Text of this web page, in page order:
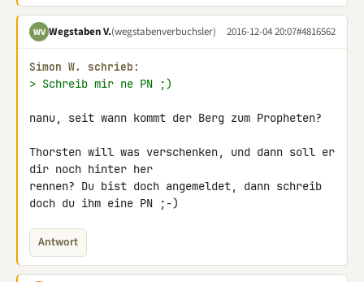
WV Wegstaben V.(wegstabenverbuchsler) 2016-12-04 20:07#4816562
Simon W. schrieb:
> Schreib mir ne PN ;)
nanu, seit wann kommt der Berg zum Propheten?
Thorsten will was verschenken, und dann soll er
dir noch hinter her
rennen? Du bist doch angemeldet, dann schreib
doch du ihm eine PN ;-)
Antwort